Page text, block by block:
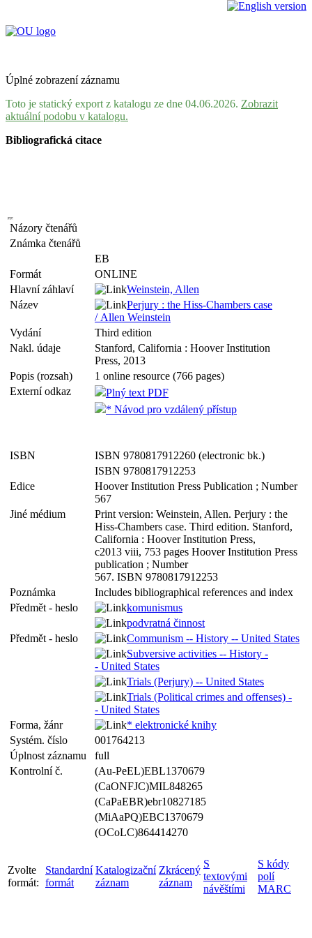
Úplné zobrazení záznamu
Toto je statický export z katalogu ze dne 04.06.2026. Zobrazit
aktuální podobu v katalogu.
Bibliografická citace
Názory čtenářů
Známka čtenářů
EB
Formát
ONLINE
Hlavní záhlaví
Weinstein, Allen
Název
Perjury : the Hiss-Chambers case
/ Allen Weinstein
Vydání
Third edition
Nakl. údaje
Stanford, California : Hoover Institution
Press, 2013
Popis (rozsah)
1 online resource (766 pages)
Externí odkaz
Plný text PDF
* Návod pro vzdálený přístup
ISBN
ISBN 9780817912260 (electronic bk.)
ISBN 9780817912253
Edice
Hoover Institution Press Publication ; Number
567
Jiné médium
Print version: Weinstein, Allen. Perjury : the
Hiss-Chambers case. Third edition. Stanford,
California : Hoover Institution Press,
c2013 viii, 753 pages Hoover Institution Press
publication ; Number
567. ISBN 9780817912253
Poznámka
Includes bibliographical references and index
Předmět - heslo
komunismus
podvratná činnost
Předmět - heslo
Communism -- History -- United States
Subversive activities -- History -
- United States
Trials (Perjury) -- United States
Trials (Political crimes and offenses) -
- United States
Forma, žánr
* elektronické knihy
Systém. číslo
001764213
Úplnost záznamu
full
Kontrolní č.
(Au-PeEL)EBL1370679
(CaONFJC)MIL848265
(CaPaEBR)ebr10827185
(MiAaPQ)EBC1370679
(OCoLC)864414270
Zvolte
formát:
Standardní
formát
Katalogizační
záznam
Zkrácený
záznam
S
textovými
návěštími
S kódy
polí
MARC